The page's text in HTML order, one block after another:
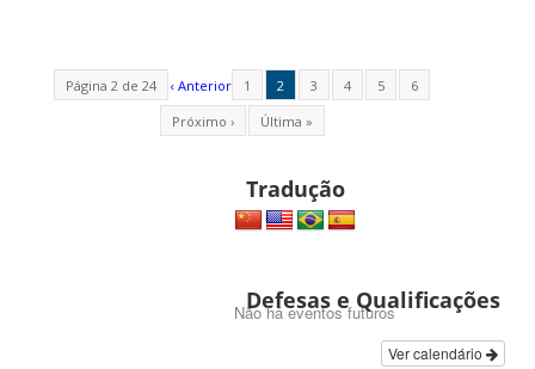
Página 2 de 24 ‹ Anterior 1 2 3 4 5
6
Próximo ›
Última »
Tradução
Defesas e Qualificações
Não há eventos futuros
Ver calendário